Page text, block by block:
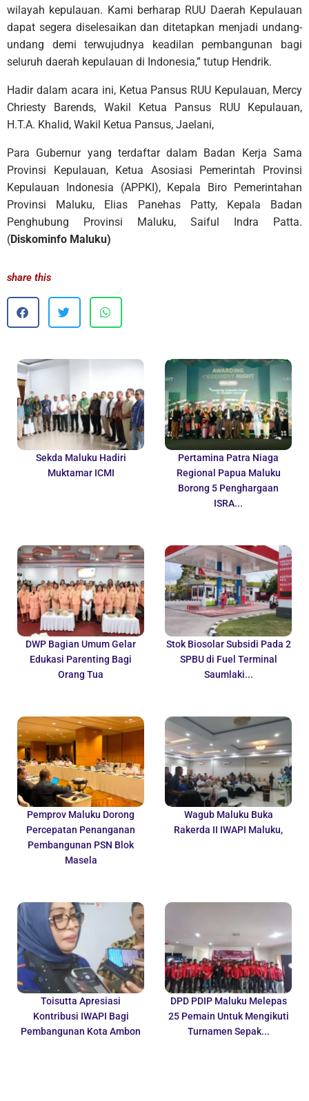
wilayah kepulauan. Kami berharap RUU Daerah Kepulauan
dapat segera diselesaikan dan ditetapkan menjadi undang-
undang demi terwujudnya keadilan pembangunan bagi
seluruh daerah kepulauan di Indonesia,” tutup Hendrik.
Hadir dalam acara ini, Ketua Pansus RUU Kepulauan, Mercy
Chriesty Barends, Wakil Ketua Pansus RUU Kepulauan,
H.T.A. Khalid, Wakil Ketua Pansus, Jaelani,
Para Gubernur yang terdaftar dalam Badan Kerja Sama
Provinsi Kepulauan, Ketua Asosiasi Pemerintah Provinsi
Kepulauan Indonesia (APPKI), Kepala Biro Pemerintahan
Provinsi Maluku, Elias Panehas Patty, Kepala Badan
Penghubung Provinsi Maluku, Saiful Indra Patta.
(Diskominfo Maluku)
share this
Sekda Maluku Hadiri
Muktamar ICMI
Pertamina Patra Niaga
Regional Papua Maluku
Borong 5 Penghargaan
ISRA...
DWP Bagian Umum Gelar
Edukasi Parenting Bagi
Orang Tua
Stok Biosolar Subsidi Pada 2
SPBU di Fuel Terminal
Saumlaki...
Pemprov Maluku Dorong
Percepatan Penanganan
Pembangunan PSN Blok
Masela
Wagub Maluku Buka
Rakerda II IWAPI Maluku,
Toisutta Apresiasi
Kontribusi IWAPI Bagi
Pembangunan Kota Ambon
DPD PDIP Maluku Melepas
25 Pemain Untuk Mengikuti
Turnamen Sepak...